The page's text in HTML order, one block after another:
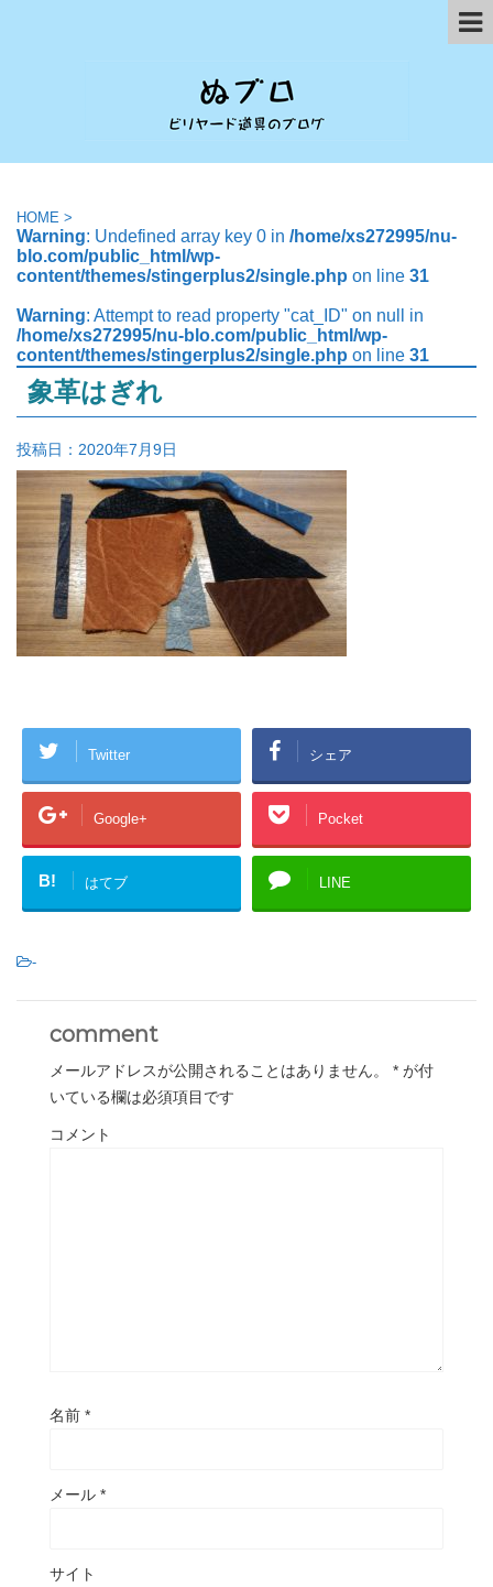
HOME >
Warning: Undefined array key 0 in /home/xs272995/nu-
blo.com/public_html/wp-
content/themes/stingerplus2/single.php on line 31
Warning: Attempt to read property "cat_ID" on null in
/home/xs272995/nu-blo.com/public_html/wp-
content/themes/stingerplus2/single.php on line 31
象革はぎれ
投稿日： 2020年7月9日
Twitter シェア
Google+ Pocket
B! はてブ LINE
-
comment
メールアドレスが公開されることはありません。 * が付
いている欄は必須項目です
コメント
名前 *
メール *
サイト